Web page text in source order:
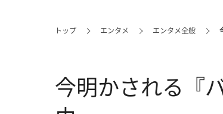
トップ エンタメ エンタメ全般
今明かされる『